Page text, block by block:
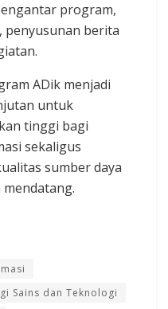
program,
penyusunan berita
ADik menjadi
untuk
tinggi bagi
sekaligus
sumber daya
Sains dan Teknologi